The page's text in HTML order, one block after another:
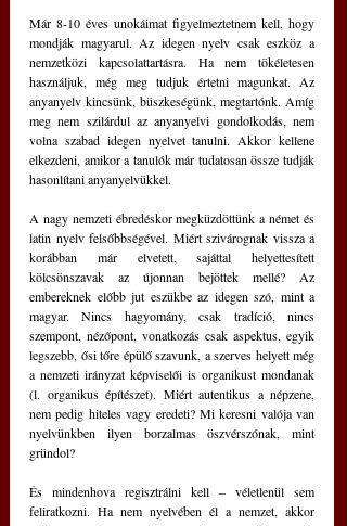
Már 8-10 éves unokáimat figyelmeztetnem kell, hogy
mondják magyarul. Az idegen nyelv csak eszköz a
nemzetközi kapcsolattartásra. Ha nem tökéletesen
használjuk, még meg tudjuk értetni magunkat. Az
anyanyelv kincsünk, büszkeségünk, megtartónk. Amíg
meg nem szilárdul az anyanyelvi gondolkodás, nem
volna szabad idegen nyelvet tanulni. Akkor kellene
elkezdeni, amikor a tanulók már tudatosan össze tudják
hasonlítani anyanyelvükkel.
A nagy nemzeti ébredéskor megküzdöttünk a német és
latin nyelv felsőbbségével. Miért szivárognak vissza a
korábban már elvetett, sajáttal helyettesített
kölcsönszavak az újonnan bejöttek mellé? Az
embereknek előbb jut eszükbe az idegen szó, mint a
magyar. Nincs hagyomány, csak tradíció, nincs
szempont, nézőpont, vonatkozás csak aspektus, egyik
legszebb, ősi tőre épülő szavunk, a szerves helyett még
a nemzeti irányzat képviselői is organikust mondanak
(l. organikus építészet). Miért autentikus a népzene,
nem pedig hiteles vagy eredeti? Mi keresni valója van
nyelvünkben ilyen borzalmas öszvérszónak, mint
gründol?
És mindenhova regisztrálni kell – véletlenül sem
feliratkozni. Ha nem nyelvében él a nemzet, akkor